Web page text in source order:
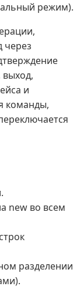
режим).
через
выход,
и
команды,
new во всем
разделении